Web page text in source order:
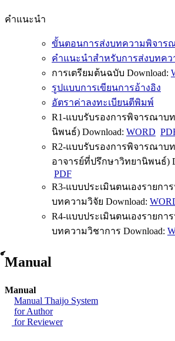
คำแนะนำ
ขั้นตอนการส่งบทความพิจาร
คำแนะนำสำหรับการส่งบทค
การเตรียมต้นฉบับ Download:
รูปแบบการเขียนการอ้างอิง
อัตราค่าลงทะเบียนตีพิมพ์
R1-แบบรับรองการพิจารณาบ
นิพนธ์) Download: WORD
R2-แบบรับรองการพิจารณาบ
อาจารย์ที่ปรึกษาวิทยานิพนธ์)
PDF
R3-แบบประเมินตนเองรายกา
บทความวิจัย Download:
R4-แบบประเมินตนเองรายกา
บทความวิชาการ Download:
์Manual
Manual
Manual Thaijo System
for Author
for Reviewer